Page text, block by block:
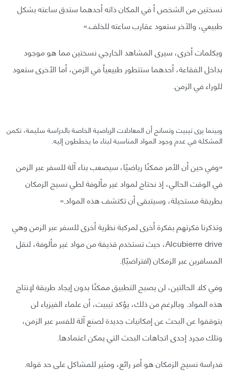
نسختين من الشخص أ في المكان ذاته أحدهما ستدق ساعته بشكل
طبيعي، والآخر ستعود عقارب ساعته للخلف.»
وبكلمات أخرى، سيرى المشاهد الخارجي نسختين مما هو موجود
بداخل الفقاعة، أحدهما ستتطور طبيعياً في الزمن، أما الأخرى ستعود
للوراء في الزمن.
وبينما يرى تيبيت وتسانج أن المعادلات الرياضية الخاصة بالدراسة سليمة، تكمن
المشكلة في عدم وجود المواد المناسبة لبناء ما يخططون إليه.
«وفي حين أن الأمر ممكنًا رياضيًا، سيصعب بناء آلة للسفر عبر الزمن
في الوقت الحالي، إذ نحتاج لمواد غير مألوفة لطي نسيج الزمكان
بطريقة مستحيلة، وسيتبقى أن تكتشف هذه المواد.»
وتذكرنا فكرتهم بفكرة أخرى لمركبة نظرية أخرى للسفر عبر الزمن وهي
Alcubierre drive، حيث تستخدم قذيفة من مواد غير مألوفة، لنقل
المسافرين عبر الزمكان (افتراضيًا).
وفي كلا الحالتين، لن يصبح التطبيق ممكنًا بدون إيجاد طريقة لإنتاج
هذه المواد. وبالرغم من ذلك، يؤكد تيبيت، أن علماء الفيزياء لن
يتوقفوا عن البحث عن إمكانيات جديدة لصنع آلة للفسر عبر الزمن،
وتلك مجرد إحدى اتجاهات البحث التي يمكن اعتمادها.
فدراسة نسيج الزمكان هو أمر رائع، ومثير للمشاكل على حد قوله.